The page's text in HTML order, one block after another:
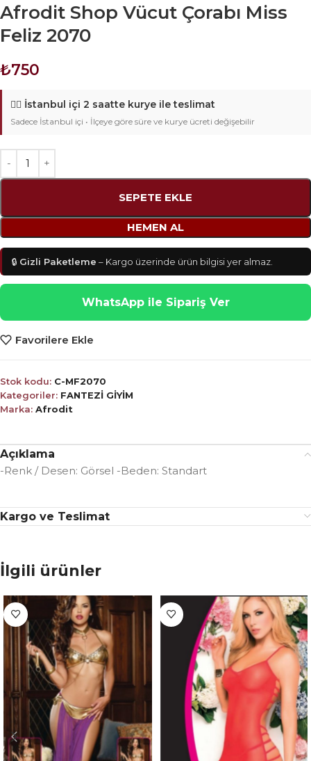
Afrodit Shop Vücut Çorabı Miss
Feliz 2070
₺750
🚴‍♂️ İstanbul içi 2 saatte kurye ile teslimat
Sadece İstanbul içi • İlçeye göre süre ve kurye ücreti değişebilir
SEPETE EKLE
HEMEN AL
🔒 Gizli Paketleme – Kargo üzerinde ürün bilgisi yer almaz.
WhatsApp ile Sipariş Ver
Favorilere Ekle
Stok kodu: C-MF2070
Kategoriler: FANTEZİ GİYİM
Marka: Afrodit
Açıklama
-Renk / Desen: Görsel -Beden: Standart
Kargo ve Teslimat
İlgili ürünler